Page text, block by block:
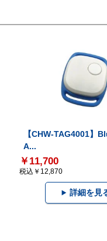
【CHW-TAG4001】
A...
￥11,700
税込￥12,870
詳細を見